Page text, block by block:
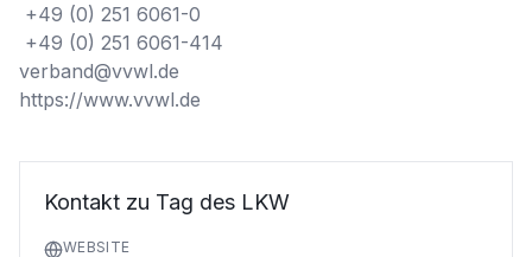
verband@vvwl.de
https://www.vvwl.de
Kontakt zu Tag des LKW
WEBSITE